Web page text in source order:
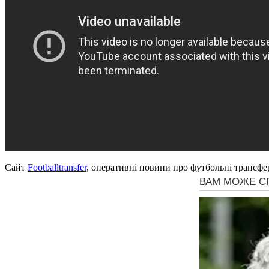
Сайт Footballtransfer, оперативні новини про футбольні